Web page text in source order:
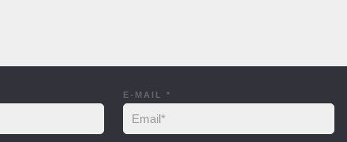
E-MAIL *